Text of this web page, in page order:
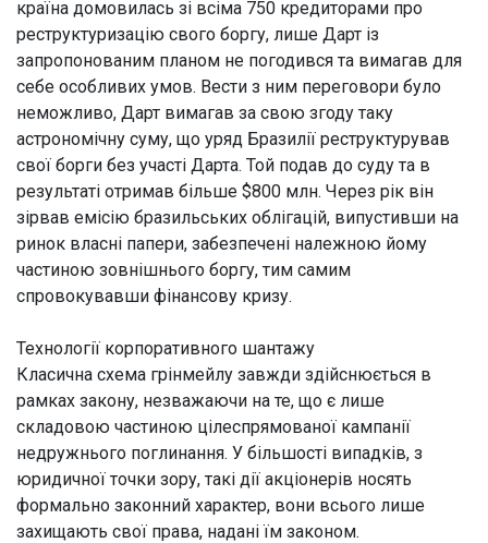
країна домовилась зі всіма 750 кредиторами про
реструктуризацію свого боргу, лише Дарт із
запропонованим планом не погодився та вимагав для
себе особливих умов. Вести з ним переговори було
неможливо, Дарт вимагав за свою згоду таку
астрономічну суму, що уряд Бразилії реструктурував
свої борги без участі Дарта. Той подав до суду та в
результаті отримав більше $800 млн. Через рік він
зірвав емісію бразильських облігацій, випустивши на
ринок власні папери, забезпечені належною йому
частиною зовнішнього боргу, тим самим
спровокувавши фінансову кризу.
Технології корпоративного шантажу
Класична схема грінмейлу завжди здійснюється в
рамках закону, незважаючи на те, що є лише
складовою частиною цілеспрямованої кампанії
недружнього поглинання. У більшості випадків, з
юридичної точки зору, такі дії акціонерів носять
формально законний характер, вони всього лише
захищають свої права, надані їм законом.